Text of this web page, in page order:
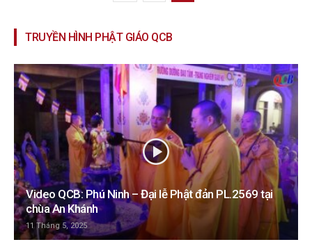
TRUYỀN HÌNH PHẬT GIÁO QCB
Video QCB: Phú Ninh – Đại lễ Phật đản PL.2569 tại
chùa An Khánh
11 Tháng 5, 2025